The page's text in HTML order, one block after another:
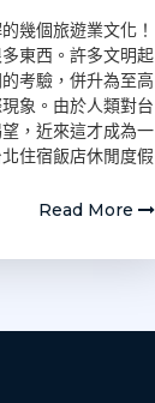
幾個旅遊業文化！
東西。許多文明起
考驗，併升為至高
象。由於人類對台
，近來這才成為一
住宿飯店休閒度假
Read More